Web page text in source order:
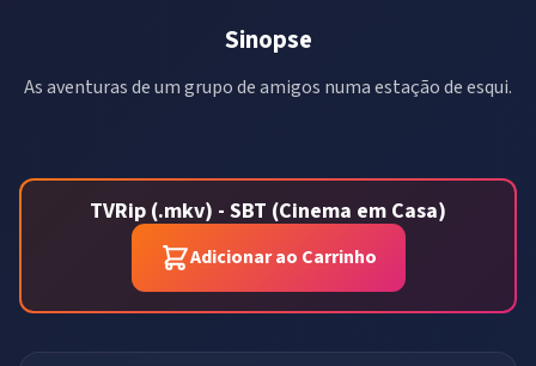
Sinopse
As aventuras de um grupo de amigos numa estação de esqui.
TVRip (.mkv) - SBT (Cinema em Casa)
Adicionar ao Carrinho